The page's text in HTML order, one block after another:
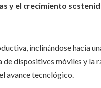
y el crecimiento
inclinándose hacia
de dispositivos móviles y la
avance tecnológico.